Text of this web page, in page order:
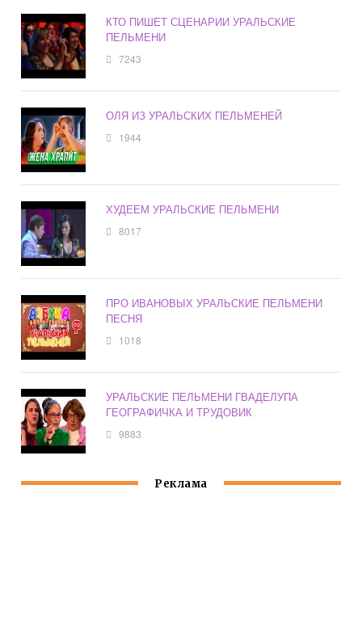
КТО ПИШЕТ СЦЕНАРИИ УРАЛЬСКИЕ
ПЕЛЬМЕНИ
7243
ОЛЯ ИЗ УРАЛЬСКИХ ПЕЛЬМЕНЕЙ
1944
ХУДЕЕМ УРАЛЬСКИЕ ПЕЛЬМЕНИ
8017
ПРО ИВАНОВЫХ УРАЛЬСКИЕ ПЕЛЬМЕНИ
ПЕСНЯ
1018
УРАЛЬСКИЕ ПЕЛЬМЕНИ ГВАДЕЛУПА
ГЕОГРАФИЧКА И ТРУДОВИК
9883
Реклама